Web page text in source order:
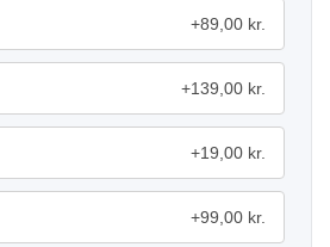
+89,00 kr.
+139,00 kr.
+19,00 kr.
+99,00 kr.